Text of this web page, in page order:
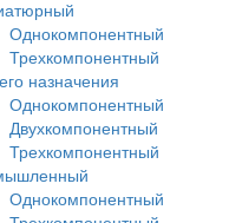
Однокомпонентный
Трехкомпонентный
назначения
Однокомпонентный
Двухкомпонентный
Трехкомпонентный
Однокомпонентный